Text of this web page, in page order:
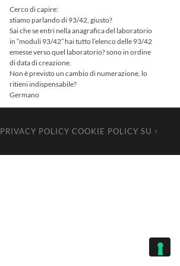
Cerco di capire:
stiamo parlando di 93/42, giusto?
Sai che se entri nella anagrafica del laboratorio
in “moduli 93/42” hai tutto l’elenco delle 93/42
emesse verso quel laboratorio? sono in ordine
di data di creazione.
Non è previsto un cambio di numerazione, lo
ritieni indispensabile?
Germano
PRIVACY POLICY COOKIE POLICY SU ↑